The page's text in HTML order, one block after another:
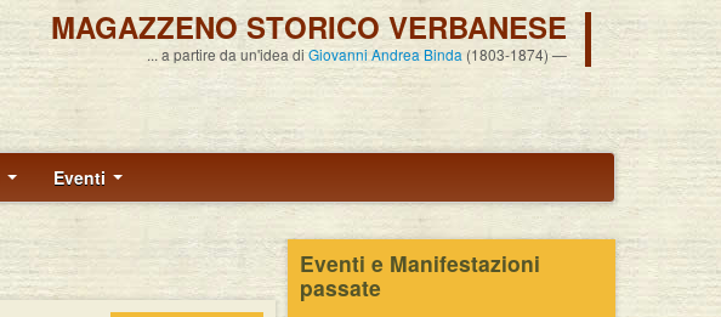
MAGAZZENO STORICO VERBANESE
... a partire da un'idea diGiovanni Andrea Binda (1803-1874)
Eventi
Eventi e Manifestazioni
passate